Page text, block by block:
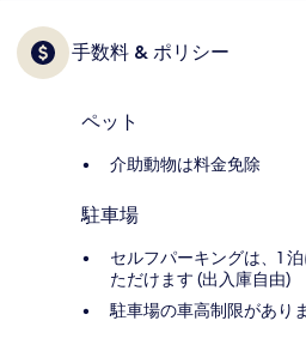
手数料 & ポリシー
ペット
介助動物は料金免除
駐車場
セルフパーキングは、1
ただけます (出入庫自由)
駐車場の車高制限があり